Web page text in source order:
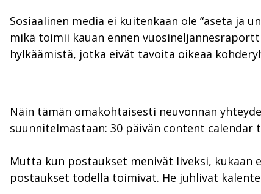
Sosiaalinen media ei kuitenkaan ole “aseta ja
mikä toimii kauan ennen
hylkäämistä, jotka eivät tavoita oikeaa
Näin tämän omakohtaisesti neuvonnan
suunnitelmastaan: 30 päivän content
Mutta kun postaukset menivät liveksi,
postaukset todella toimivat. He juhlivat